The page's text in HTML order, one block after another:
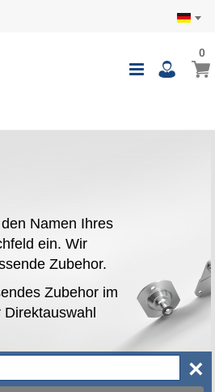
00
Namen Ihres
ein. Wir
Zubehor.
Zubehor im
×